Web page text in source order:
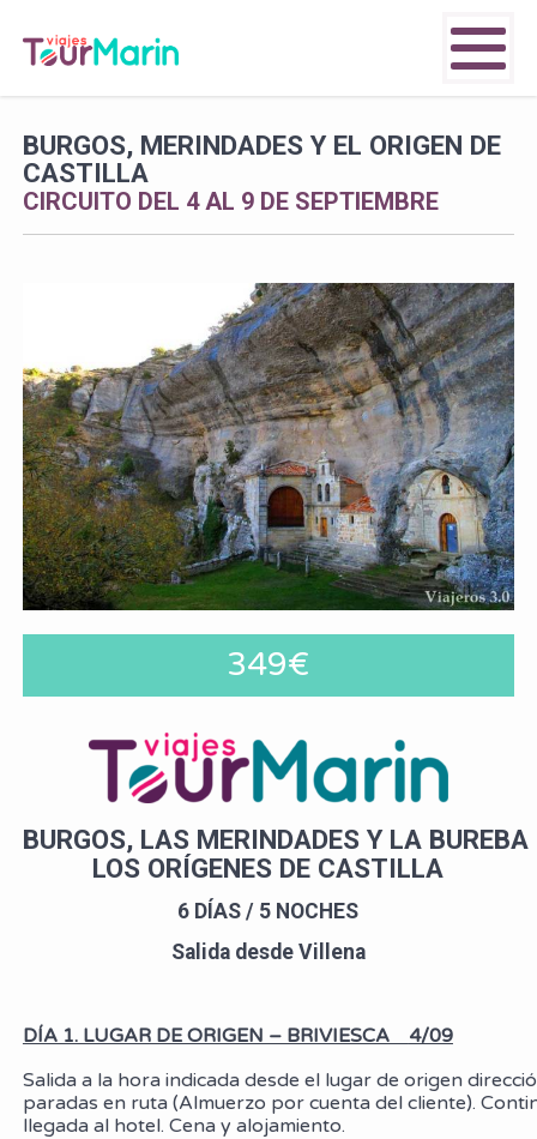
BURGOS, MERINDADES Y EL ORIGEN DE
CASTILLA
CIRCUITO DEL 4 AL 9 DE SEPTIEMBRE
349€
BURGOS, LAS MERINDADES Y LA BUREBA
LOS ORÍGENES DE CASTILLA
6 DÍAS / 5 NOCHES
Salida desde Villena
DÍA 1. LUGAR DE ORIGEN – BRIVIESCA 4/09
Salida a la hora indicada desde el lugar de origen
paradas en ruta (Almuerzo por cuenta del cliente).
llegada al hotel. Cena y alojamiento.